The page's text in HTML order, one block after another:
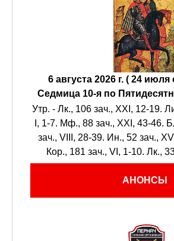
6 августа 2026 г. ( 24 июля
Седмица 10-я по
Утр. - Лк., 106 зач., XXI, 12-19.
I, 1-7. Мф., 88 зач., XXI, 43-46.
зач., VIII, 28-39. Ин., 52 зач.,
Кор., 181 зач., VI, 1-10. Лк.,
АНОНСЫ